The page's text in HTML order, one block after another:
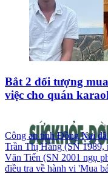
Bắt 2 đối tượng
việc cho quán
Công an tỉnh Đồng Nai
Trần Thị Hằng (SN
Văn Tiến (SN 2001 ngụ
điều tra về hành vi 'Mua